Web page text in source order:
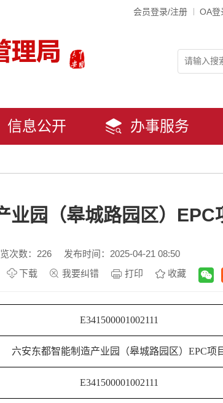
会员登录/注册 OA登
信息公开 办事服务
业园（皋城路园区）EPC
次数： 226
发布时间：2025-04-21 08:50
下载 我要纠错 打印 收藏
E341500001002111
六安东都智能制造产业园（皋城路园区） EPC项
E341500001002111